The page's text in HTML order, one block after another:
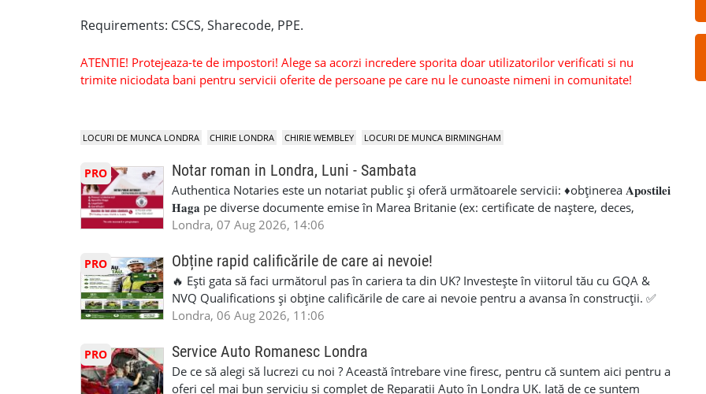
Requirements: CSCS, Sharecode, PPE.
ATENTIE! Protejeaza-te de impostori! Alege sa acorzi incredere sporita doar utilizatorilor verificati si nu
trimite niciodata bani pentru servicii oferite de persoane pe care nu le cunoaste nimeni in comunitate!
LOCURI DE MUNCA LONDRA CHIRIE LONDRA CHIRIE WEMBLEY LOCURI DE MUNCA BIRMINGHAM
PRO Notar roman in Londra, Luni - Sambata
Authentica Notaries este un notariat public și oferă următoarele servicii: ♦obținerea 𝐀𝐩𝐨𝐬𝐭𝐢𝐥𝐞𝐢
𝐇𝐚𝐠𝐚 pe diverse documente emise în Marea Britanie (ex: certificate de naștere, deces,
căsătorie) ♦ 𝐩𝐫𝐨𝐜𝐮𝐫𝐢 ♦ 𝐝𝐞𝐜𝐥𝐚𝐫𝐚𝐭̦𝐢𝐢 𝐝𝐢𝐯𝐞𝐫𝐬𝐞 (de călătorie, matrimoniale, stabilirea domiciliului
împrumut în România) ♦ 𝐭𝐫𝐚𝐝𝐮𝐜𝐞𝐫𝐢 𝐥𝐞𝐠𝐚𝐥𝐢𝐳𝐚𝐭𝐞 ♦ 𝐝𝐞𝐜𝐥𝐚𝐫𝐚𝐭̦𝐢𝐢 𝐩𝐞𝐧𝐭𝐫𝐮 𝐬𝐭𝐮𝐝𝐞𝐧𝐭 𝐟𝐢𝐧𝐚𝐧𝐜𝐞 ♦Cazier
judiciar din România ♦Certificat de viață ♦Copii legalizate ♦Contract de comodat auto ♦
Identificari (ex.ID1) Legal, fără riscuri și rapid! ✅nu este necesară o programare ✅deschis și
sâmbăta 🕒 Program: • Luni - Vineri: 10:00 - 18:00 • Sâmbătă: 10:00 - 17:00 📍 93 Watling
Telefon/WhatsApp: 0792 831 6981 sau 0744 930 6549 #cristina_mihalache_bertolini
#servicii_notariale_in_limba_romana #birou_notarial #apostilahaga #procuri
#declaratiidecalatorie #serviciinotariale #declaratiimatrimoniale #notar_londra #notar_uk
Londra, 07 Aug 2026, 14:06
PRO Obține rapid calificările de care ai nevoie!
🔥 Ești gata să faci următorul pas în cariera ta din UK? Investește în viitorul tău cu GQA &
NVQ Qualifications și obține calificările de care ai nevoie pentru a avansa în construcții. ✅
Calificări recunoscute în UK ✅ Evaluare simplă și suport pe tot parcursul procesului ✅ 100%
competențele 👷 Indiferent dacă lucrezi deja în construcții sau vrei să obții o calificare
oficială, noi te ajutăm să alegi varianta potrivită și să finalizezi procesul cât mai ușor. 💥 Fără
complicații. 💥 Suport real de la început până la final. 💥 O investiție care îți poate deschide
Londra, 06 Aug 2026, 11:06
PRO Service Auto Romanesc Londra
De ce să alegi să lucrezi cu noi ? Această întrebare vine firesc, pentru că suntem aici pentru a
oferi cel mai bun serviciu si complet de Reparatii Auto în Londra UK. Iată de ce suntem